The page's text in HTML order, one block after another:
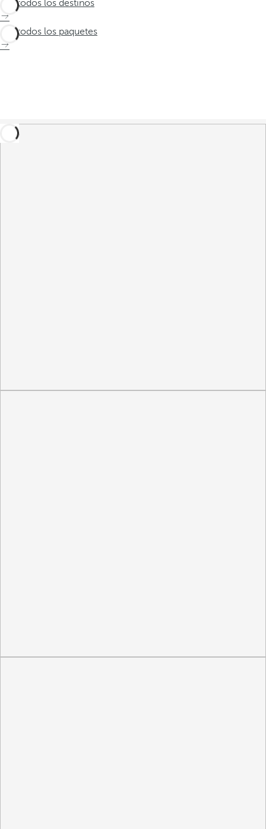
Ver todos los destinos
Ver todos los paquetes